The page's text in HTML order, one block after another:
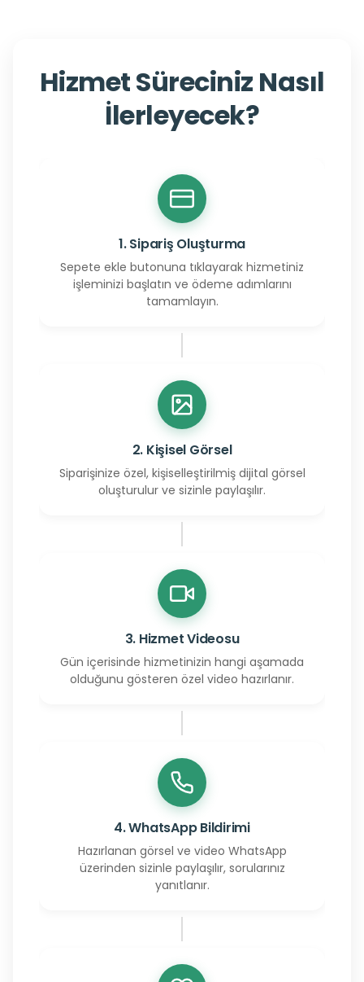
Hizmet Süreciniz Nasıl
İlerleyecek?
1. Sipariş Oluşturma
Sepete ekle butonuna tıklayarak hizmetiniz
işleminizi başlatın ve ödeme adımlarını
tamamlayın.
2. Kişisel Görsel
Siparişinize özel, kişiselleştirilmiş dijital görsel
oluşturulur ve sizinle paylaşılır.
3. Hizmet Videosu
Gün içerisinde hizmetinizin hangi aşamada
olduğunu gösteren özel video hazırlanır.
4. WhatsApp Bildirimi
Hazırlanan görsel ve video WhatsApp
üzerinden sizinle paylaşılır, sorularınız
yanıtlanır.